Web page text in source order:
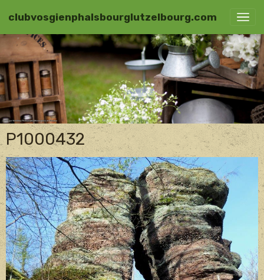
clubvosgienphalsbourglutzelbourg.com
P1000432